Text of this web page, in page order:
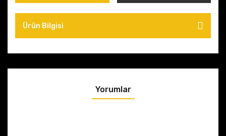
Ürün Bilgisi
Yorumlar